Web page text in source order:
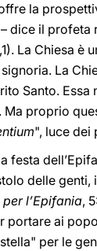
la
dice il
La Chiesa è
La
Santo.
proprio
", luce dei
festa
delle
per l’Epifania,
portare ai
per le